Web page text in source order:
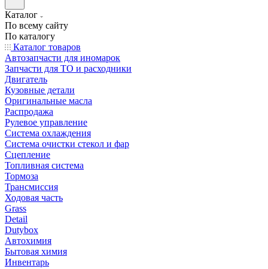
Каталог
По всему сайту
По каталогу
Каталог товаров
Автозапчасти для иномарок
Запчасти для ТО и расходники
Двигатель
Кузовные детали
Оригинальные масла
Распродажа
Рулевое управление
Система охлаждения
Система очистки стекол и фар
Сцепление
Топливная система
Тормоза
Трансмиссия
Ходовая часть
Grass
Detail
Dutybox
Автохимия
Бытовая химия
Инвентарь